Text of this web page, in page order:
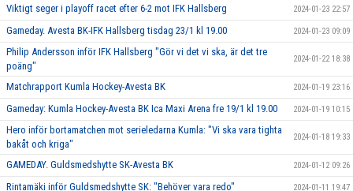
Viktigt seger i playoff racet efter 6-2 mot IFK Hallsberg 2024-01-23 22:57
Gameday. Avesta BK-IFK Hallsberg tisdag 23/1 kl 19.00 2024-01-23 09:09
Philip Andersson inför IFK Hallsberg "Gör vi det vi ska, är det tre
poäng"
2024-01-22 18:38
Matchrapport Kumla Hockey-Avesta BK 2024-01-19 23:16
Gameday: Kumla Hockey-Avesta BK Ica Maxi Arena fre 19/1 kl 19.00 2024-01-19 10:15
Hero inför bortamatchen mot serieledarna Kumla: "Vi ska vara tighta
bakåt och kriga"
2024-01-18 19:33
GAMEDAY. Guldsmedshytte SK-Avesta BK 2024-01-12 09:26
Rintamäki inför Guldsmedshytte SK: "Behöver vara redo" 2024-01-11 19:47